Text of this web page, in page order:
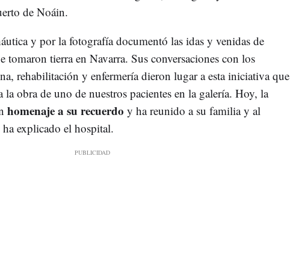
de Noáin.
y por la fotografía documentó las idas y venidas de
tomaron tierra en Navarra. Sus conversaciones con los
rehabilitación y enfermería dieron lugar a esta iniciativa que
la obra de uno de nuestros pacientes en la galería. Hoy, la
homenaje a su recuerdo y ha reunido a su familia y al
explicado el hospital.